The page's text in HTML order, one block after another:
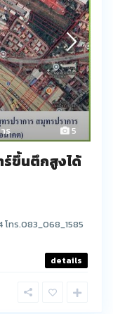
5
ร
ขึ้นตึกสูงได้
ทร.083_068_1585
details